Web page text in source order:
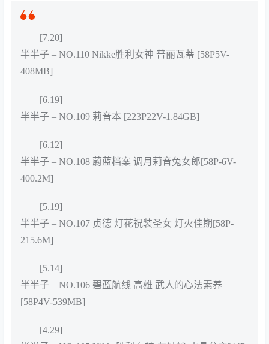
[7.20]
半半子 – NO.110 Nikke胜利女神 普丽瓦蒂 [58P5V-
408MB]
[6.19]
半半子 – NO.109 莉音本 [223P22V-1.84GB]
[6.12]
半半子 – NO.108 蔚蓝档案 调月莉音兔女郎[58P-6V-
400.2M]
[5.19]
半半子 – NO.107 贞德 灯花祝装圣女 灯火佳期[58P-
215.6M]
[5.14]
半半子 – NO.106 碧蓝航线 高雄 武人的心法素养
[58P4V-539MB]
[4.29]